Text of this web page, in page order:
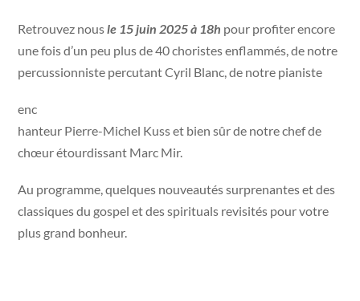
Retrouvez nousle 15 juin 2025 à 18h pour profiter encore
une fois d’un peu plus de 40 choristes enflammés, de notre
percussionniste percutant Cyril Blanc, de notre pianiste
enc
hanteur Pierre-Michel Kuss et bien sûr de notre chef de
chœur étourdissant Marc Mir.
Au programme, quelques nouveautés surprenantes et des
classiques du gospel et des spirituals revisités pour votre
plus grand bonheur.